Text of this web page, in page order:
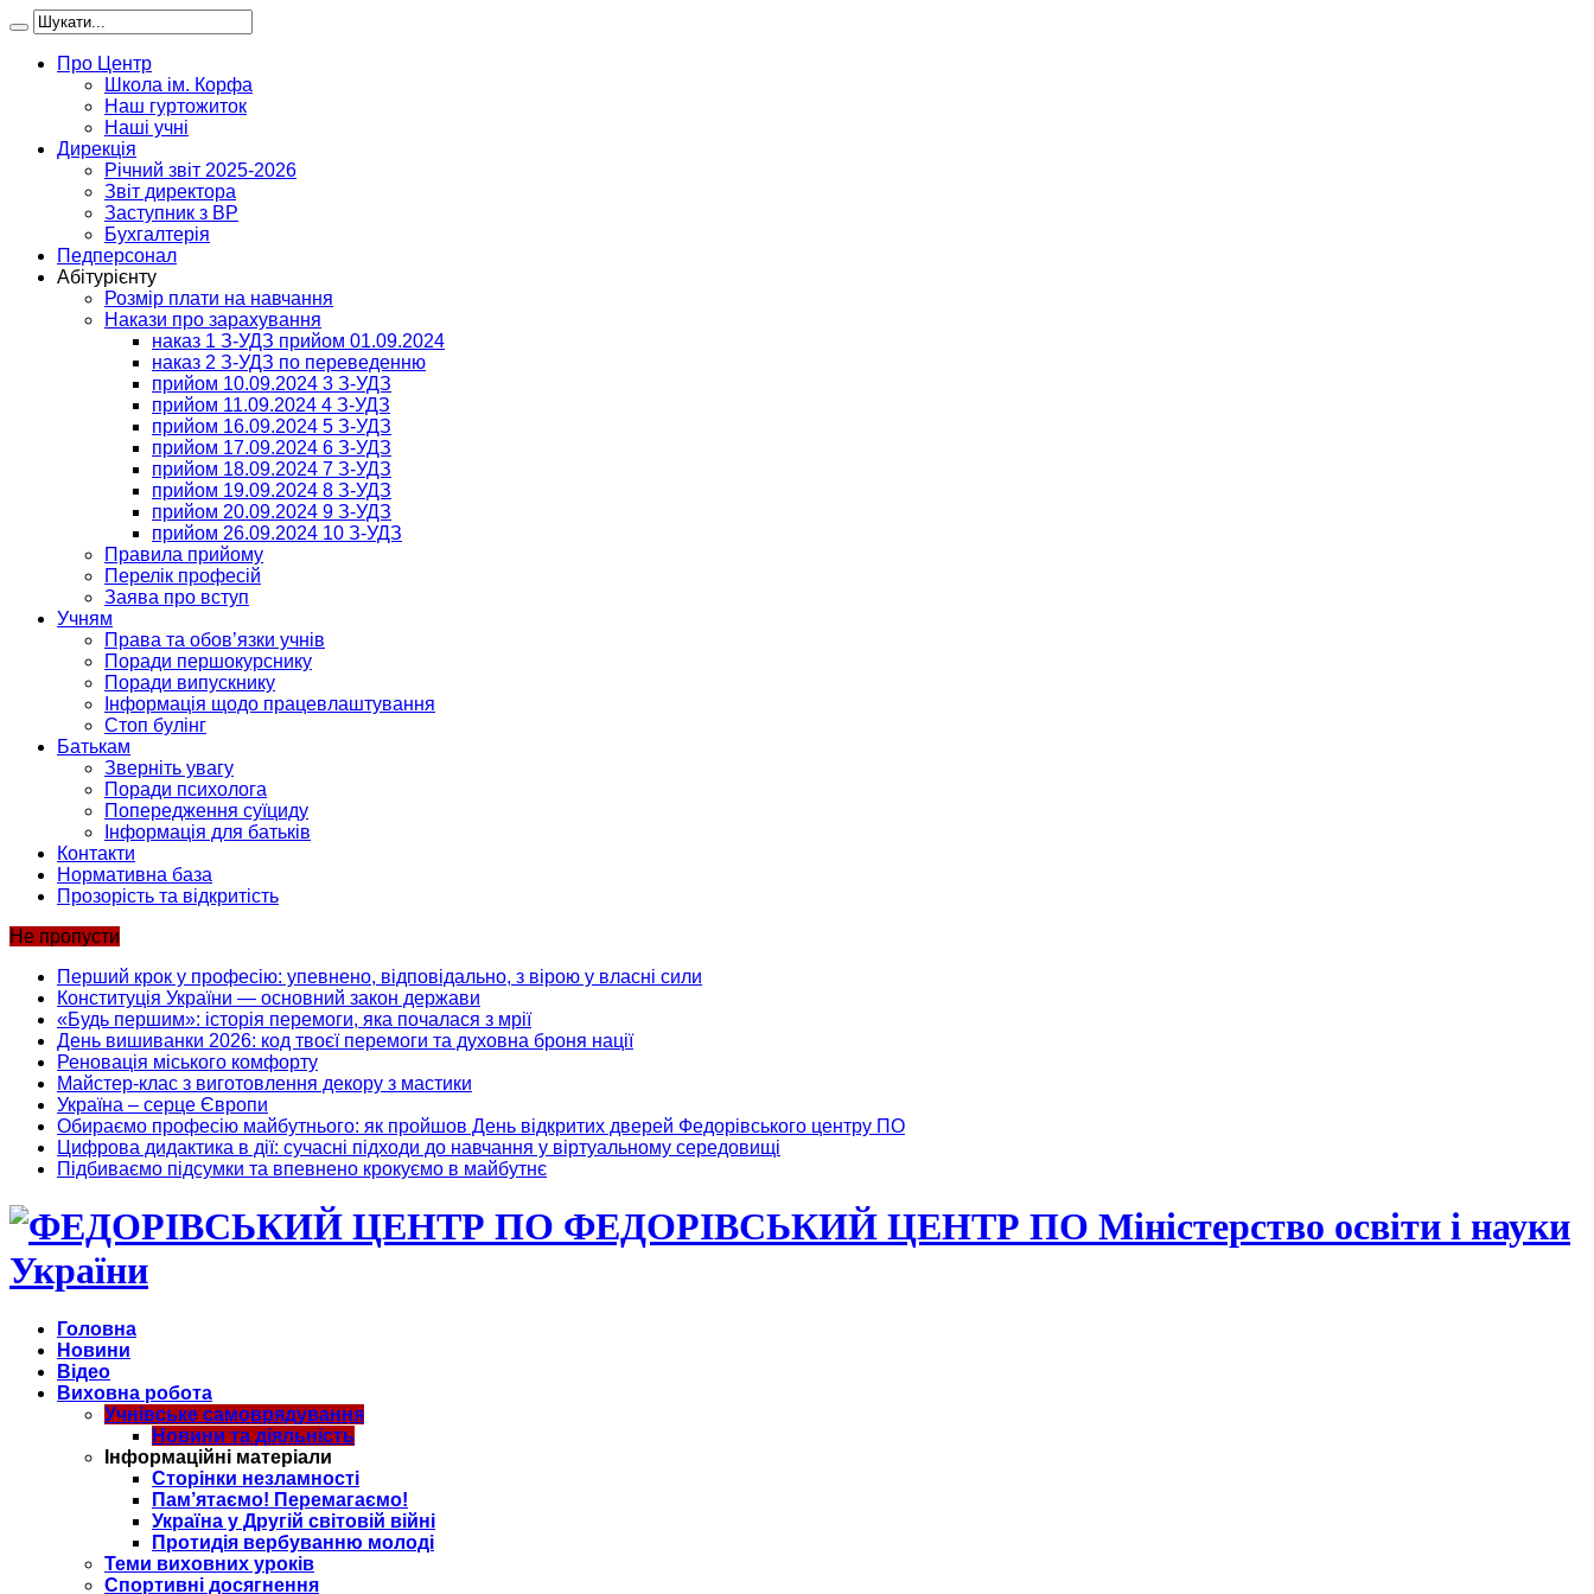
Про Центр
Школа ім. Корфа
Наш гуртожиток
Наші учні
Дирекція
Річний звіт 2025-2026
Звіт директора
Заступник з ВР
Бухгалтерія
Педперсонал
Абітурієнту
Розмір плати на навчання
Накази про зарахування
наказ 1 З-УДЗ прийом 01.09.2024
наказ 2 З-УДЗ по переведенню
прийом 10.09.2024 3 З-УДЗ
прийом 11.09.2024 4 З-УДЗ
прийом 16.09.2024 5 З-УДЗ
прийом 17.09.2024 6 З-УДЗ
прийом 18.09.2024 7 З-УДЗ
прийом 19.09.2024 8 З-УДЗ
прийом 20.09.2024 9 З-УДЗ
прийом 26.09.2024 10 З-УДЗ
Правила прийому
Перелік професій
Заява про вступ
Учням
Права та обов’язки учнів
Поради першокурснику
Поради випускнику
Інформація щодо працевлаштування
Стоп булінг
Батькам
Зверніть увагу
Поради психолога
Попередження суїциду
Інформація для батьків
Контакти
Нормативна база
Прозорість та відкритість
Не пропусти
Перший крок у професію: упевнено, відповідально, з вірою у власні сили
Конституція України — основний закон держави
«Будь першим»: історія перемоги, яка почалася з мрії
День вишиванки 2026: код твоєї перемоги та духовна броня нації
Реновація міського комфорту
Майстер-клас з виготовлення декору з мастики
Україна – серце Європи
Обираємо професію майбутнього: як пройшов День відкритих дверей Федорівського центру ПО
Цифрова дидактика в дії: сучасні підходи до навчання у віртуальному середовищі
Підбиваємо підсумки та впевнено крокуємо в майбутнє
ФЕДОРІВСЬКИЙ ЦЕНТР ПО Міністерство освіти і науки
України
Головна
Новини
Відео
Виховна робота
Учнівське самоврядування
Новини та діяльність
Інформаційні матеріали
Сторінки незламності
Пам’ятаємо! Перемагаємо!
Україна у Другій світовій війні
Протидія вербуванню молоді
Теми виховних уроків
Спортивні досягнення